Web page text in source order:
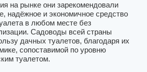
на рынке они зарекомендовали
надёжное и экономичное средство
в любом месте без
Садоводы всей страны
дачных туалетов, благодаря их
сопоставимой по уровню
туалетом.